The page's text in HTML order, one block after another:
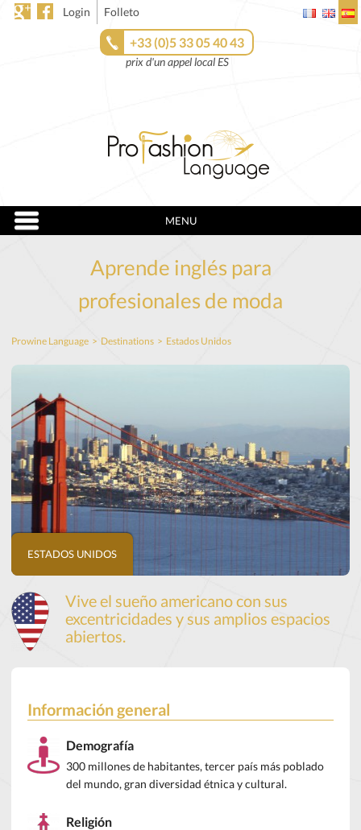
Login Folleto
+33 (0)5 33 05 40 43
prix d'un appel local ES
MENU
Aprende inglés para
profesionales de moda
Prowine Language > Destinations > Estados Unidos
ESTADOS UNIDOS
Vive el sueño americano con sus
excentricidades y sus amplios espacios
abiertos.
Información general
Demografía
300 millones de habitantes, tercer país más poblado
del mundo, gran diversidad étnica y cultural.
Religión